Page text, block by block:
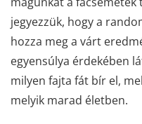
jegyezzük, hogy a
hozza meg a várt
egyensúlya érdekében
milyen fajta fát bír el,
melyik marad életben.